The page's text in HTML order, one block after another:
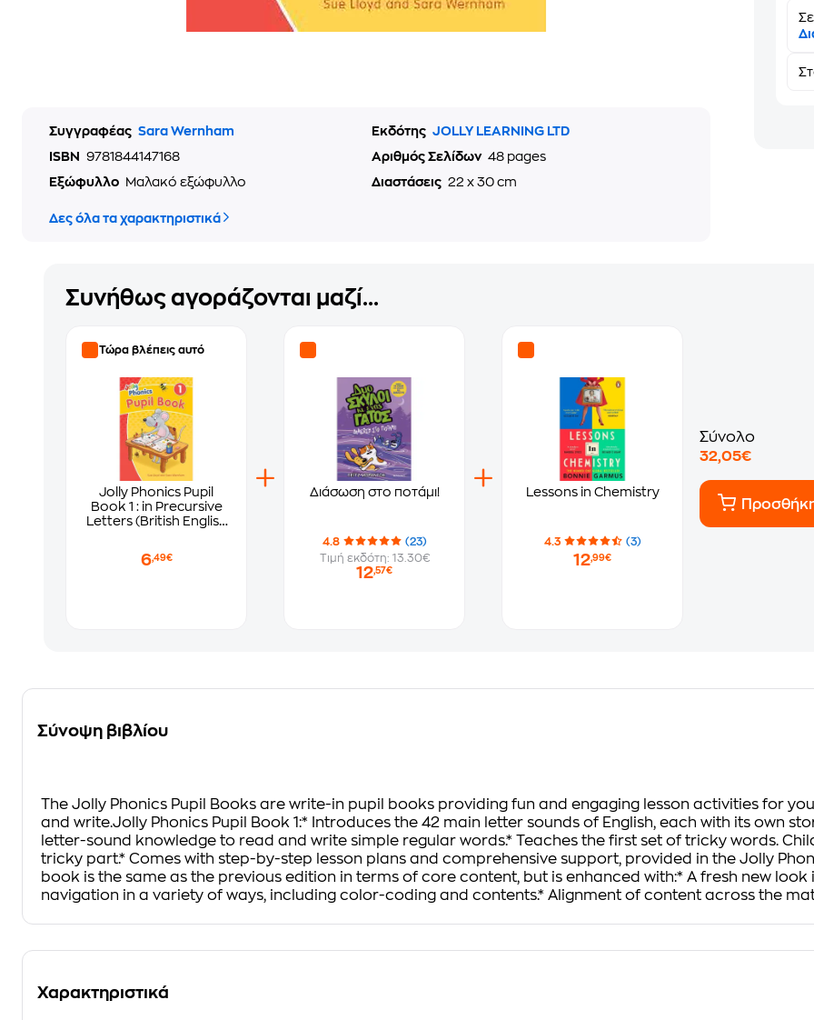
Συγγραφέας Sara Wernham Εκδότης JOLLY LEARNING LTD
ISBN
9781844147168 Αριθμός Σελίδων 48 pages
Εξώφυλλο
Μαλακό εξώφυλλο Διαστάσεις 22 x 30 cm
Δες όλα τα χαρακτηριστικά
Συνήθως αγοράζονται μαζί...
Τώρα βλέπεις αυτό
Jolly Phonics Pupil
Book 1 : in Precursive
Letters (British English
6,49€
Διάσωση στο ποτάμι!
4.8
(23)
Τιμή εκδότη: 13.30€
12,57€
Lessons in Chemistry
4.3 (3)
12,99€
Σύνολο
32,05€
Σύνοψη βιβλίου
The Jolly Phonics Pupil Books are write-in pupil books providing fun and engaging lesson activities for
and write.Jolly Phonics Pupil Book 1:* Introduces the 42 main letter sounds of English, each with its own
letter-sound knowledge to read and write simple regular words.* Teaches the first set of tricky words.
tricky part.* Comes with step-by-step lesson plans and comprehensive support, provided in the Jolly
book is the same as the previous edition in terms of core content, but is enhanced with:* A fresh new
navigation in a variety of ways, including color-coding and contents.* Alignment of content across the
Χαρακτηριστικά